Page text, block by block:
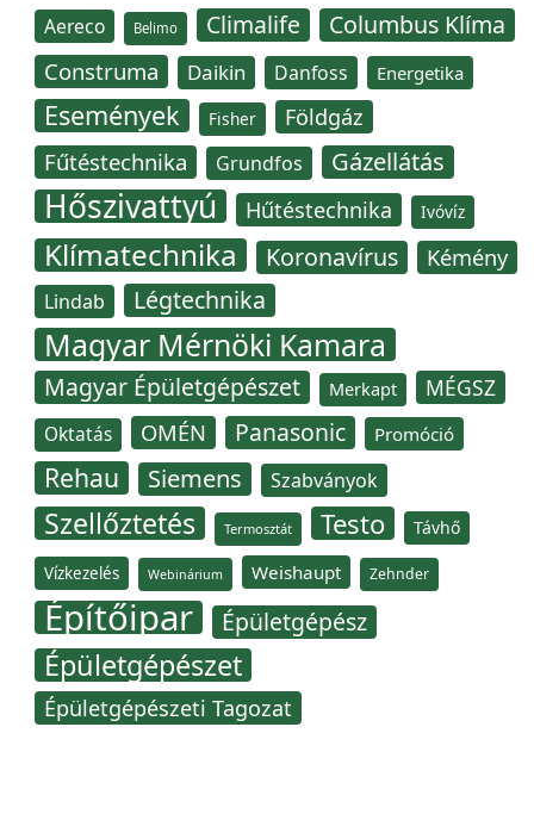
Aereco Belimo Climalife Columbus Klíma
Construma Daikin Danfoss Energetika
Események Fisher Földgáz
Fűtéstechnika Grundfos Gázellátás
Hőszivattyú Hűtéstechnika Ivóvíz
Klímatechnika Koronavírus Kémény
Lindab Légtechnika
Magyar Mérnöki Kamara
Magyar Épületgépészet Merkapt MÉGSZ
Oktatás OMÉN Panasonic Promóció
Rehau Siemens Szabványok
Szellőztetés Termosztát Testo Távhő
Vízkezelés Webinárium Weishaupt Zehnder
Építőipar Épületgépész
Épületgépészet
Épületgépészeti Tagozat